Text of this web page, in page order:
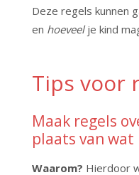
Deze regels kunnen
en hoeveelje kind
Tips voor
Maak regels
plaats van wat
Waarom? Hierdoor